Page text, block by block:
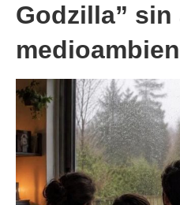
Godzilla” sin